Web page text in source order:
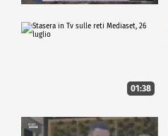
01:38